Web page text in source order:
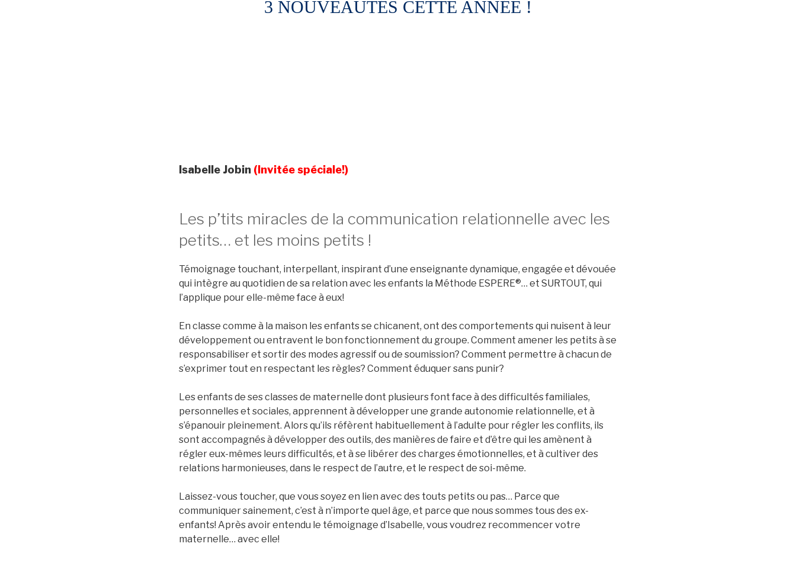
3 NOUVEAUTÉS CETTE ANNÉE !
Isabelle Jobin (Invitée spéciale!)
Les p’tits miracles de la communication relationnelle avec les
petits… et les moins petits !
Témoignage touchant, interpellant, inspirant d’une enseignante dynamique, engagée et dévouée
qui intègre au quotidien de sa relation avec les enfants la Méthode ESPERE®… et SURTOUT, qui
l’applique pour elle-même face à eux!
En classe comme à la maison les enfants se chicanent, ont des comportements qui nuisent à leur
développement ou entravent le bon fonctionnement du groupe. Comment amener les petits à se
responsabiliser et sortir des modes agressif ou de soumission? Comment permettre à chacun de
s’exprimer tout en respectant les règles? Comment éduquer sans punir?
Les enfants de ses classes de maternelle dont plusieurs font face à des difficultés familiales,
personnelles et sociales, apprennent à développer une grande autonomie relationnelle, et à
s’épanouir pleinement. Alors qu’ils réfèrent habituellement à l’adulte pour régler les conflits, ils
sont accompagnés à développer des outils, des manières de faire et d’être qui les amènent à
régler eux-mêmes leurs difficultés, et à se libérer des charges émotionnelles, et à cultiver des
relations harmonieuses, dans le respect de l’autre, et le respect de soi-même.
Laissez-vous toucher, que vous soyez en lien avec des touts petits ou pas… Parce que
communiquer sainement, c’est à n’importe quel âge, et parce que nous sommes tous des ex-
enfants! Après avoir entendu le témoignage d’Isabelle, vous voudrez recommencer votre
maternelle… avec elle!